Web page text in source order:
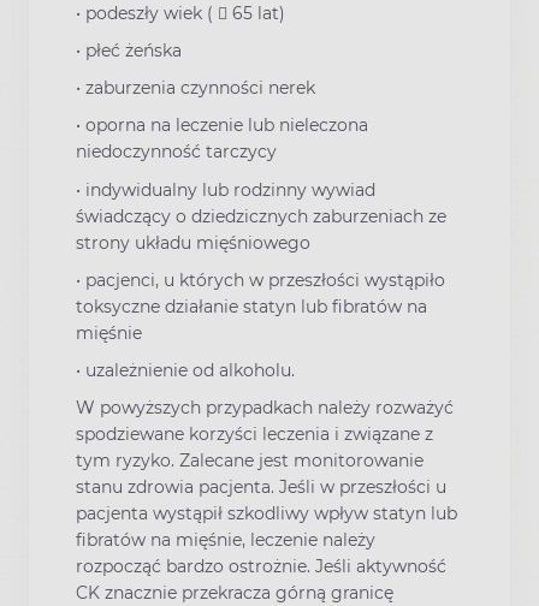
• podeszły wiek (  65 lat)
• płeć żeńska
• zaburzenia czynności nerek
• oporna na leczenie lub nieleczona
niedoczynność tarczycy
• indywidualny lub rodzinny wywiad
świadczący o dziedzicznych zaburzeniach ze
strony układu mięśniowego
• pacjenci, u których w przeszłości wystąpiło
toksyczne działanie statyn lub fibratów na
mięśnie
• uzależnienie od alkoholu.
W powyższych przypadkach należy rozważyć
spodziewane korzyści leczenia i związane z
tym ryzyko. Zalecane jest monitorowanie
stanu zdrowia pacjenta. Jeśli w przeszłości u
pacjenta wystąpił szkodliwy wpływ statyn lub
fibratów na mięśnie, leczenie należy
rozpocząć bardzo ostrożnie. Jeśli aktywność
CK znacznie przekracza górną granicę